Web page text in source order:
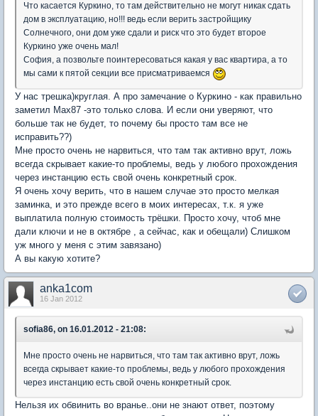
Что касается Куркино, то там действительно не могут никак сдать
дом в эксплуатацию, но!!! ведь если верить застройщику
Солнечного, они дом уже сдали и риск что это будет второе
Куркино уже очень мал!
София, а позвольте поинтересоваться какая у вас квартира, а то
мы сами к пятой секции все присматриваемся
У нас трешка)круглая. А про замечание о Куркино - как правильно
заметил Маx87 -это только слова. И если они уверяют, что
больше так не будет, то почему бы просто там все не
исправить??)
Мне просто очень не нарвиться, что там так активно врут, ложь
всегда скрывает какие-то проблемы, ведь у любого прохождения
через инстанцию есть свой очень конкретный срок.
Я очень хочу верить, что в нашем случае это просто мелкая
заминка, и это прежде всего в моих интересах, т.к. я уже
выплатила полную стоимость трёшки. Просто хочу, чтоб мне
дали ключи и не в октябре , а сейчас, как и обещали) Слишком
уж много у меня с этим завязано)
А вы какую хотите?
anka1com
16 Jan 2012
sofia86, on 16.01.2012 - 21:08:
Мне просто очень не нарвиться, что там так активно врут, ложь
всегда скрывает какие-то проблемы, ведь у любого прохождения
через инстанцию есть свой очень конкретный срок.
Нельзя их обвинить во вранье..они не знают ответ, поэтому